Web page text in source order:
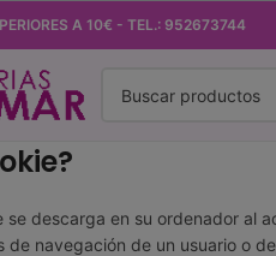
A 10€ - TEL.: 952673744
se descarga en su ordenador al
de navegación de un usuario o